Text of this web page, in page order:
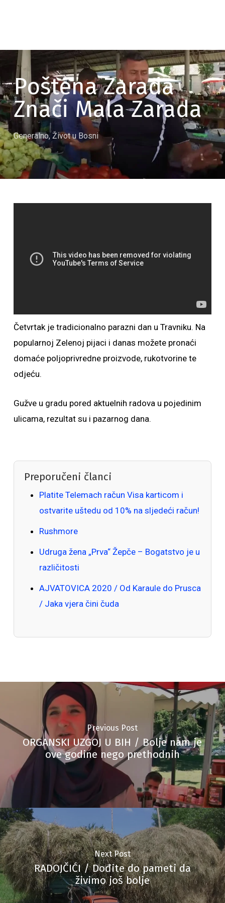
Poštena Zarada
Znači Mala Zarada
Generalno,Život u Bosni
Četvrtak je tradicionalno parazni dan u Travniku. Na
popularnoj Zelenoj pijaci i danas možete pronaći
domaće poljoprivredne proizvode, rukotvorine te
odjeću.
Gužve u gradu pored aktuelnih radova u pojedinim
ulicama, rezultat su i pazarnog dana.
Preporučeni članci
Platite Telemach račun Visa karticom i
ostvarite uštedu od 10% na sljedeći račun!
Rushmore
Udruga žena „Prva“ Žepče – Bogatstvo je u
različitosti
AJVATOVICA 2020 / Od Karaule do Prusca
/ Jaka vjera čini čuda
Previous Post
ORGANSKI UZGOJ U BIH / Bolje nam je
ove godine nego prethodnih
Next Post
RADOJČIĆI / Dođite do pameti da
živimo još bolje